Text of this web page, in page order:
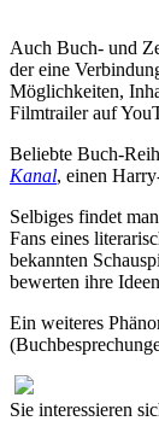
Auch Buch- und
der eine
Möglichkeiten,
Filmtrailer auf
Beliebte Buch-
Kanal, einen
Selbiges findet
Fans eines
bekannten
bewerten ihre
Ein weiteres
Sie interessieren